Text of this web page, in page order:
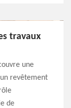
travaux
une
revêtement
de